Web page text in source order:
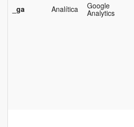
_ga Analítica Google
Analytics